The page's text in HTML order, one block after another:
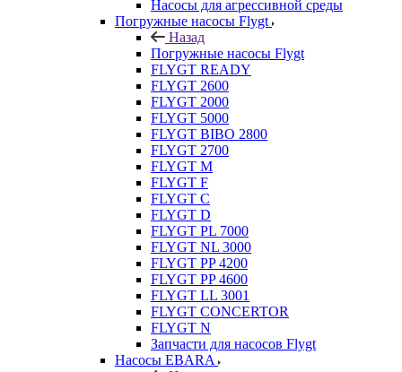
Насосы для агрессивной среды
Погружные насосы Flygt
Назад
Погружные насосы Flygt
FLYGT READY
FLYGT 2600
FLYGT 2000
FLYGT 5000
FLYGT BIBO 2800
FLYGT 2700
FLYGT M
FLYGT F
FLYGT C
FLYGT D
FLYGT PL 7000
FLYGT NL 3000
FLYGT PP 4200
FLYGT PP 4600
FLYGT LL 3001
FLYGT CONCERTOR
FLYGT N
Запчасти для насосов Flygt
Насосы EBARA